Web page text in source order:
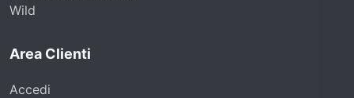
Wild
Area Clienti
Accedi